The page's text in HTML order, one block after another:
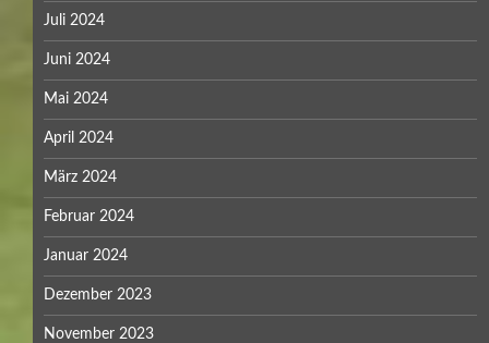
Juli 2024
Juni 2024
Mai 2024
April 2024
März 2024
Februar 2024
Januar 2024
Dezember 2023
November 2023